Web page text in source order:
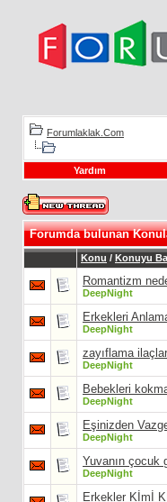
Forumlaklak.Com
Yardım
Forumda bulunan
Konu / Konuyu
Romantizm
DeepNight
Erkekleri
DeepNight
zayıflama
DeepNight
Bebekleri
DeepNight
Eşinizden
DeepNight
Yuvanın çocuk
DeepNight
Erkekler Kİmİ